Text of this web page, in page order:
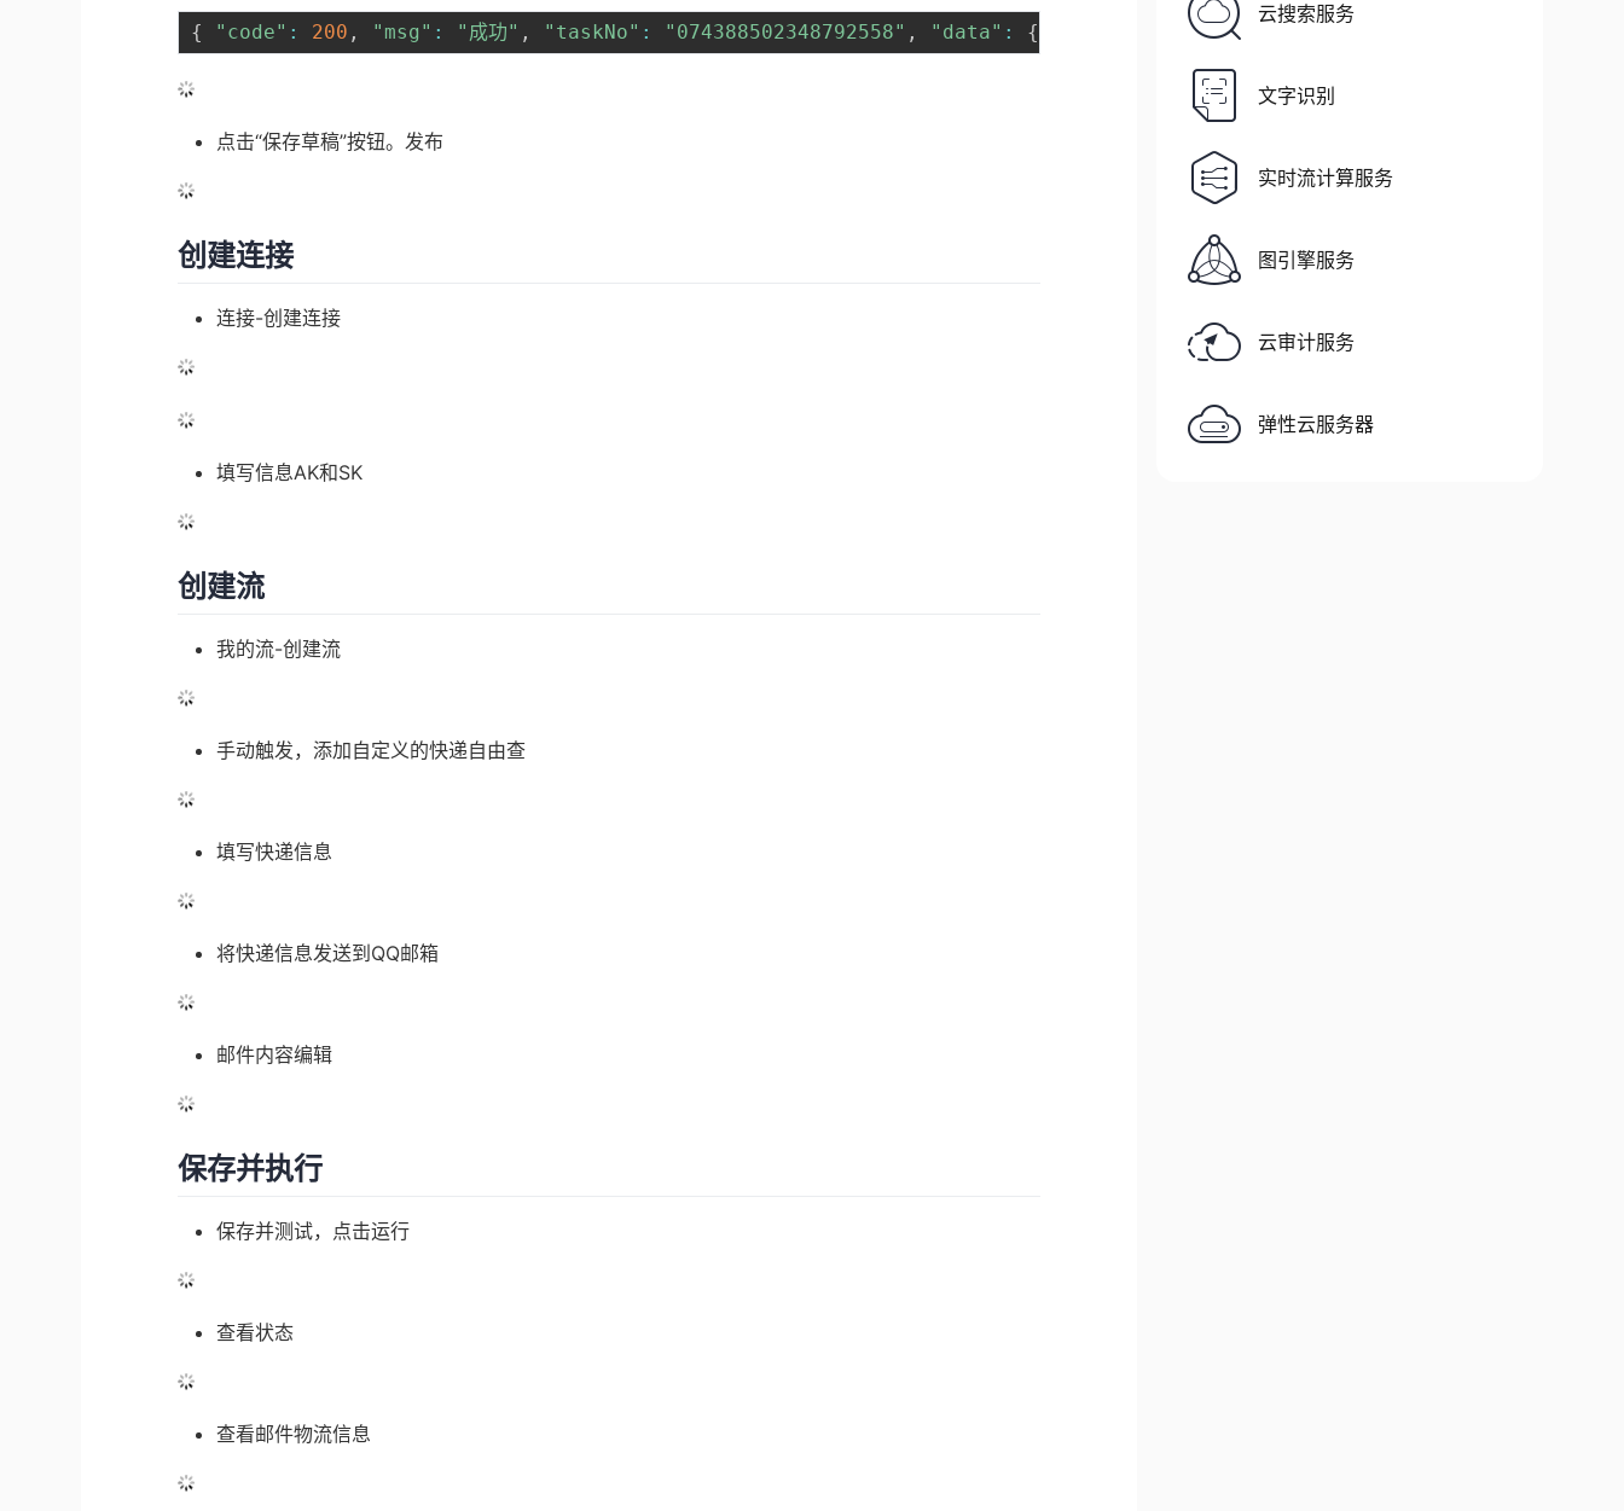
{ "code" : 200 , "msg" : "成功" , "taskNo" : "074388502348792558" , "data" : { "expressCode": "yuantong"
点击“保存草稿”按钮。发布
创建连接
连接-创建连接
填写信息AK和SK
创建流
我的流-创建流
手动触发，添加自定义的快递自由查
填写快递信息
将快递信息发送到QQ邮箱
邮件内容编辑
保存并执行
保存并测试，点击运行
查看状态
查看邮件物流信息
云搜索服务
文字识别
实时流计算服务
图引擎服务
云审计服务
弹性云服务器